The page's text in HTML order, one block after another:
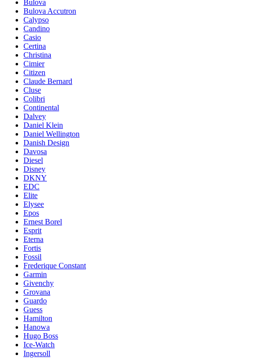
Bulova
Bulova Accutron
Calypso
Candino
Casio
Certina
Christina
Cimier
Citizen
Claude Bernard
Cluse
Colibri
Continental
Dalvey
Daniel Klein
Daniel Wellington
Danish Design
Davosa
Diesel
Disney
DKNY
EDC
Elite
Elysee
Epos
Ernest Borel
Esprit
Eterna
Fortis
Fossil
Frederique Constant
Garmin
Givenchy
Grovana
Guardo
Guess
Hamilton
Hanowa
Hugo Boss
Ice-Watch
Ingersoll